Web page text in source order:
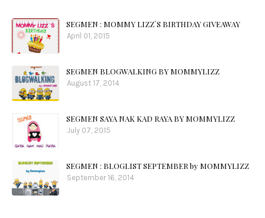
SEGMEN : MOMMY LIZZ`S BIRTHDAY GIVEAWAY
April 01, 2015
SEGMEN BLOGWALKING BY MOMMYLIZZ
August 17, 2014
SEGMEN SAYA NAK KAD RAYA BY MOMMYLIZZ
July 07, 2015
SEGMEN : BLOGLIST SEPTEMBER by MOMMYLIZZ
September 16, 2014